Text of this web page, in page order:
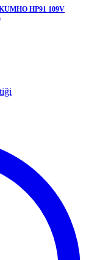
HP91 109V